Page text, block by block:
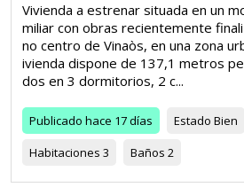
Vivienda a estrenar situada en un
miliar con obras recientemente
no centro de Vinaòs, en una zona
ivienda dispone de 137,1 metros
dos en 3 dormitorios, 2 c...
Publicado hace 17 días Estado Bien
Habitaciones 3 Baños 2